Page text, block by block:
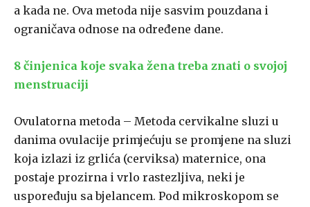
a kada ne. Ova metoda nije sasvim pouzdana i
ograničava odnose na određene dane.
8 činjenica koje svaka žena treba znati o svojoj
menstruaciji
Ovulatorna metoda – Metoda cervikalne sluzi u
danima ovulacije primjećuju se promjene na sluzi
koja izlazi iz grlića (cerviksa) maternice, ona
postaje prozirna i vrlo rastezljiva, neki je
uspoređuju sa bjelancem. Pod mikroskopom se